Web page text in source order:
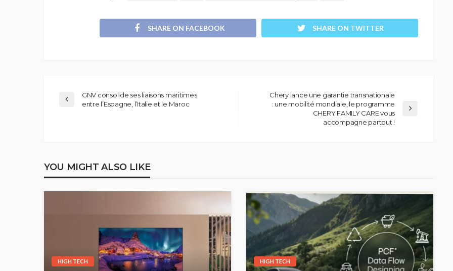
SHARE ON FACEBOOK SHARE ON TWITTER
GNV consolide ses liaisons maritimes
entre l’Espagne, l’Italie et le Maroc
Chery lance une garantie transnationale
: une mobilité mondiale, le programme
CHERY FAMILY CARE vous
accompagne partout !
YOU MIGHT ALSO LIKE
HIGH TECH HIGH TECH